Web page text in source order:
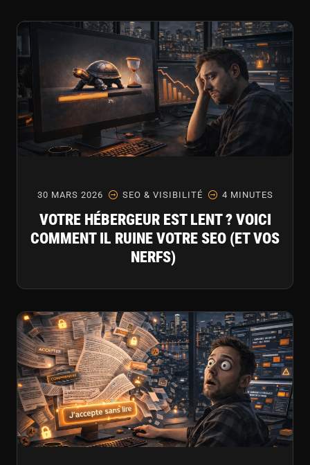
30 MARS 2026 SEO & VISIBILITÉ 4 MINUTES
VOTRE HÉBERGEUR EST LENT ? VOICI
COMMENT IL RUINE VOTRE SEO (ET VOS
NERFS)